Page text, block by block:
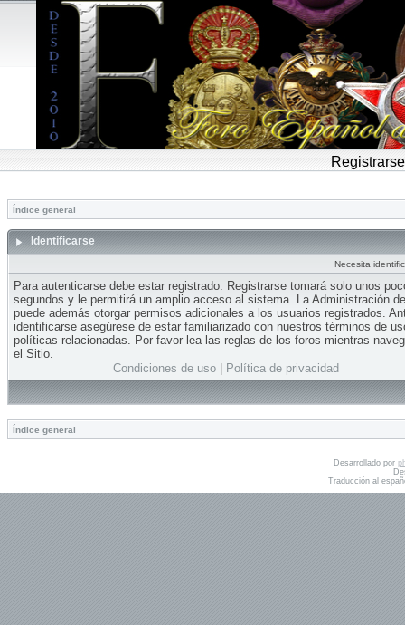
Registrarse
Índice general
Identificarse
Necesita
Para autenticarse debe estar registrado. Registrarse tomará solo unos
segundos y le permitirá un amplio acceso al sistema. La Administración
puede además otorgar permisos adicionales a los usuarios registrados.
identificarse asegúrese de estar familiarizado con nuestros términos de
políticas relacionadas. Por favor lea las reglas de los foros mientras
el Sitio.
Condiciones de uso| Política de privacidad
Índice general
Desarrollado por
Traducción al